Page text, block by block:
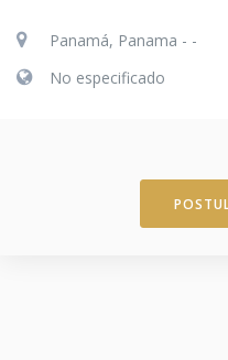
Panamá, Panama - -
No especificado